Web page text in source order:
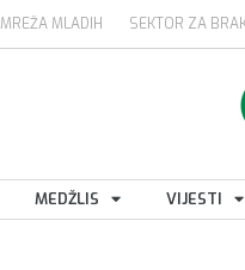
MREŽA MLADIH SEKTOR ZA
MEDŽLIS VIJESTI